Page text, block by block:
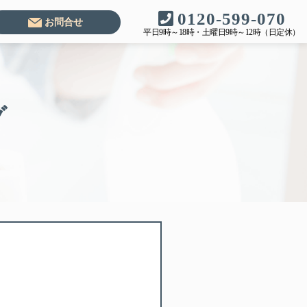
お問合せ 0120-599-070
平日9時～18時・土曜日9時～12時（日定休）